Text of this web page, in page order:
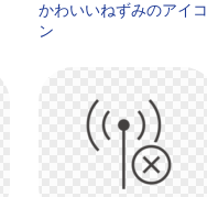
かわいいねずみのアイコ
ン